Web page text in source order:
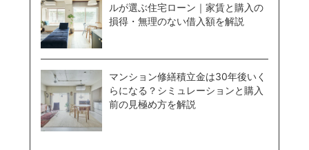
ルが選ぶ住宅ローン｜家賃と購入の
損得・無理のない借入額を解説
マンション修繕積立金は30年後いく
らになる？シミュレーションと購入
前の見極め方を解説